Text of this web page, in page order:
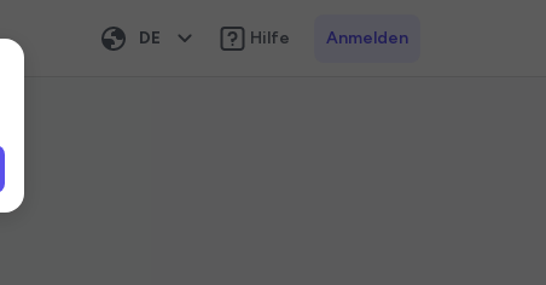
DE Hilfe Anmelden